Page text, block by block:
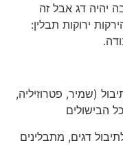
דג אבל זה
ירוקות תבלין:
(שמיר, פטרוזיליה,
דגים, מתבלינים